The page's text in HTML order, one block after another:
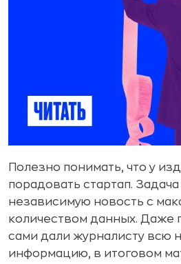
Полезно понимать, что у
порадовать стартап.
независимую новость с
количеством данных. Даже
сами дали журналисту всю
информацию, в итоговом